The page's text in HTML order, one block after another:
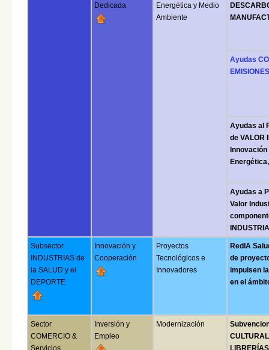
Dedicada
Energética y Medio
Ambiente
Ayudas
Ayudas al
de VALOR
Ayudas a
Valor
Subsector
INDUSTRIAS de
la SALUD y el
DEPORTE
Innovación y
Cooperación
Proyectos
Tecnológicos e
Innovadores
RedIA
de
impulsen
en el
Sector
COMERCIO &
Servicios
Inversión y
Empleo
Modernización